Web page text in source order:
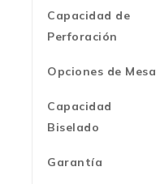
Capacidad de
Perforación
Opciones de Mesa
Capacidad
Biselado
Garantía